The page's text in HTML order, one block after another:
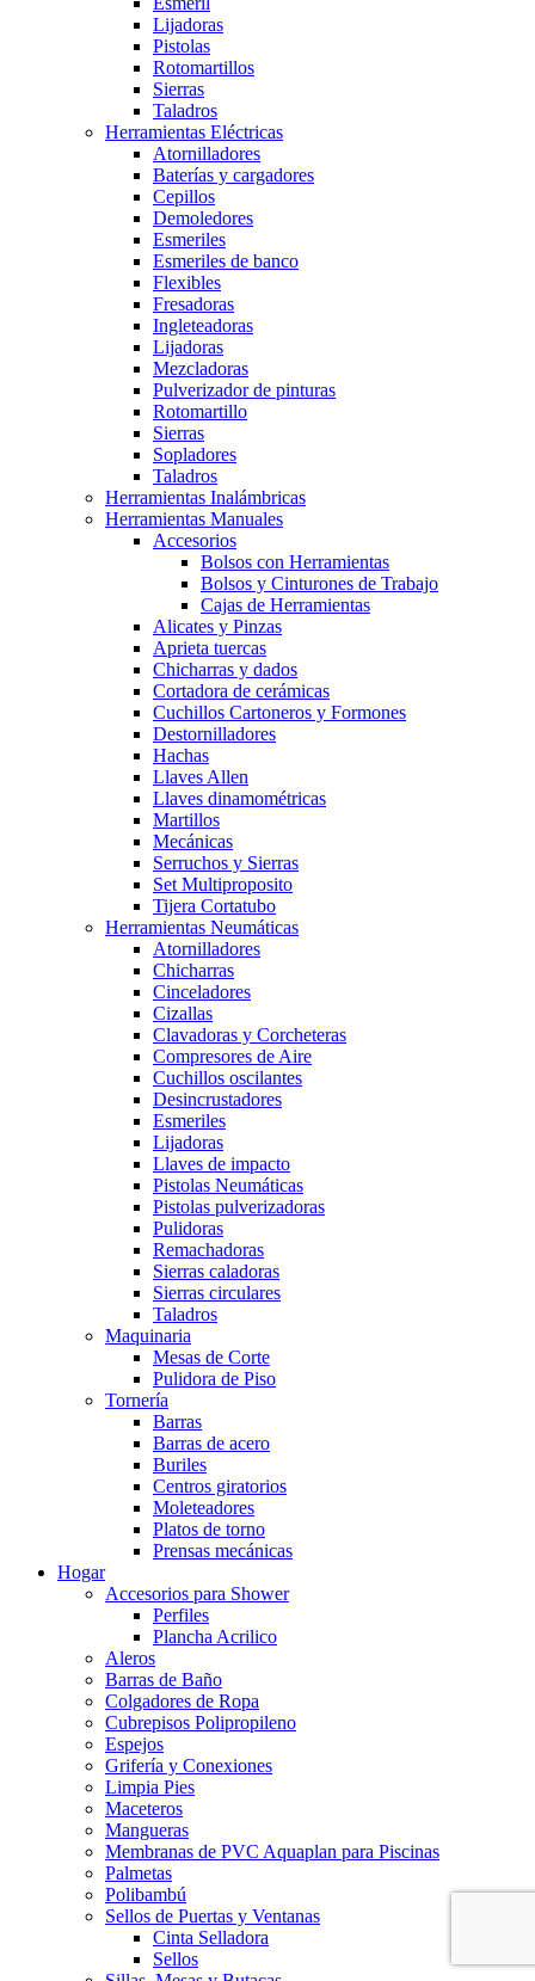
Lijadoras
Pistolas
Rotomartillos
Sierras
Taladros
Herramientas Eléctricas
Atornilladores
Baterías y cargadores
Cepillos
Demoledores
Esmeriles
Esmeriles de banco
Flexibles
Fresadoras
Ingleteadoras
Lijadoras
Mezcladoras
Pulverizador de pinturas
Rotomartillo
Sierras
Sopladores
Taladros
Herramientas Inalámbricas
Herramientas Manuales
Accesorios
Bolsos con Herramientas
Bolsos y Cinturones de Trabajo
Cajas de Herramientas
Alicates y Pinzas
Aprieta tuercas
Chicharras y dados
Cortadora de cerámicas
Cuchillos Cartoneros y Formones
Destornilladores
Hachas
Llaves Allen
Llaves dinamométricas
Martillos
Mecánicas
Serruchos y Sierras
Set Multiproposito
Tijera Cortatubo
Herramientas Neumáticas
Atornilladores
Chicharras
Cinceladores
Cizallas
Clavadoras y Corcheteras
Compresores de Aire
Cuchillos oscilantes
Desincrustadores
Esmeriles
Lijadoras
Llaves de impacto
Pistolas Neumáticas
Pistolas pulverizadoras
Pulidoras
Remachadoras
Sierras caladoras
Sierras circulares
Taladros
Maquinaria
Mesas de Corte
Pulidora de Piso
Tornería
Barras
Barras de acero
Buriles
Centros giratorios
Moleteadores
Platos de torno
Prensas mecánicas
Hogar
Accesorios para Shower
Perfiles
Plancha Acrilico
Aleros
Barras de Baño
Colgadores de Ropa
Cubrepisos Polipropileno
Espejos
Grifería y Conexiones
Limpia Pies
Maceteros
Mangueras
Membranas de PVC Aquaplan para Piscinas
Palmetas
Polibambú
Sellos de Puertas y Ventanas
Cinta Selladora
Sellos